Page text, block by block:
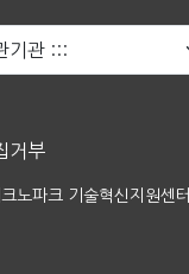
거부
노파크 기술혁신지원센터